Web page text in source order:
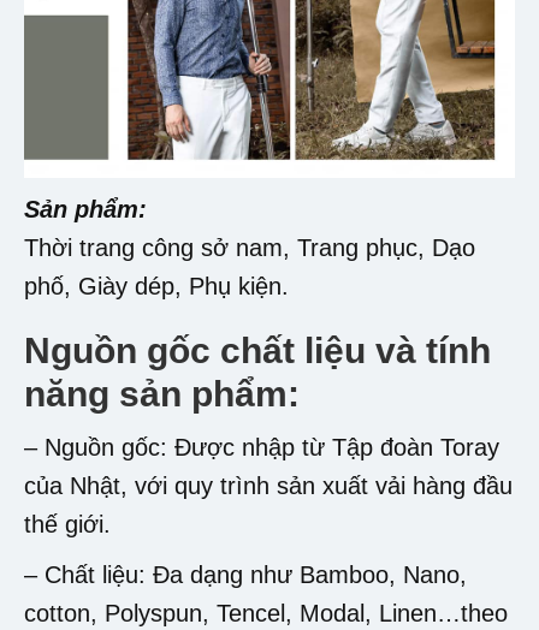
Sản phẩm:
Thời trang công sở nam, Trang phục, Dạo
phố, Giày dép, Phụ kiện.
Nguồn gốc chất liệu và tính
năng sản phẩm:
– Nguồn gốc: Được nhập từ Tập đoàn Toray
của Nhật, với quy trình sản xuất vải hàng đầu
thế giới.
– Chất liệu: Đa dạng như Bamboo, Nano,
cotton, Polyspun, Tencel, Modal, Linen…theo